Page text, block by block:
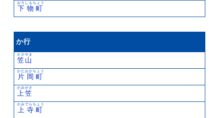
下物町
おろしもちょう
か行
笠山
かさやま
片岡町
かたおかちょう
上笠
かみがさ
上寺町
かみでらちょう